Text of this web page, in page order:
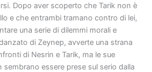
Dopo aver scoperto che Tarik non è
e che entrambi tramano contro di lei,
una serie di dilemmi morali e
di Zeynep, avverte una strana
di Nesrin e Tarik, ma le sue
essere prese sul serio dalla